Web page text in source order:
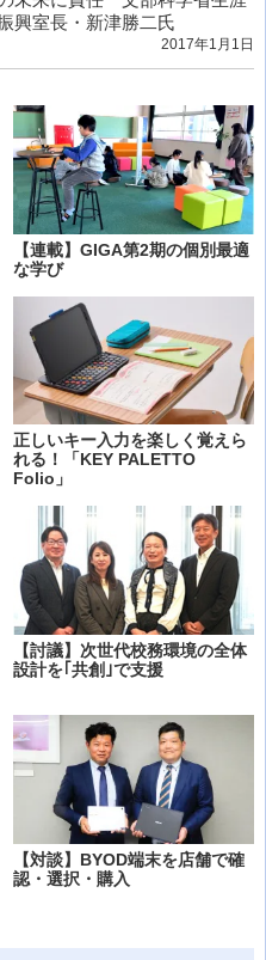
興室長・新津勝二氏
2017年1月1日
【連載】GIGA第2期の個別最適
な学び
正しいキー入力を楽しく覚えら
れる！「KEY PALETTO
Folio」
【討議】次世代校務環境の全体
設計を｢共創｣で支援
【対談】BYOD端末を店舗で確
認・選択・購入